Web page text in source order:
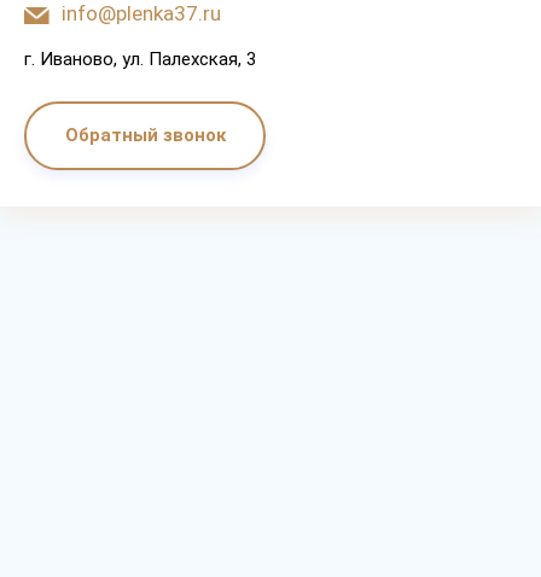
info@plenka37.ru
г. Иваново, ул. Палехская, 3
Обратный звонок